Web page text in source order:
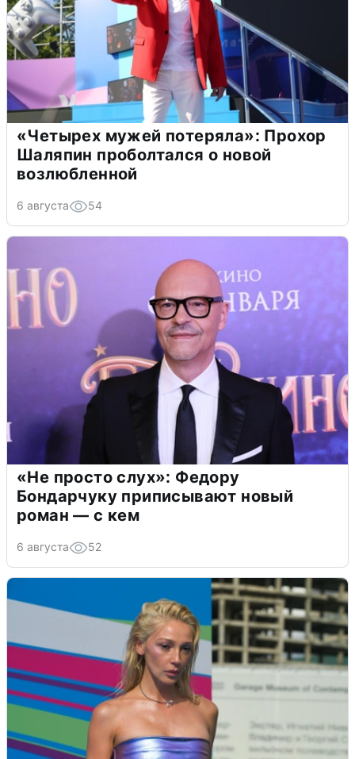
«Четырех мужей потеряла»: Прохор
Шаляпин проболтался о новой
возлюбленной
6 августа 54
«Не просто слух»: Федору
Бондарчуку приписывают новый
роман — с кем
6 августа 52